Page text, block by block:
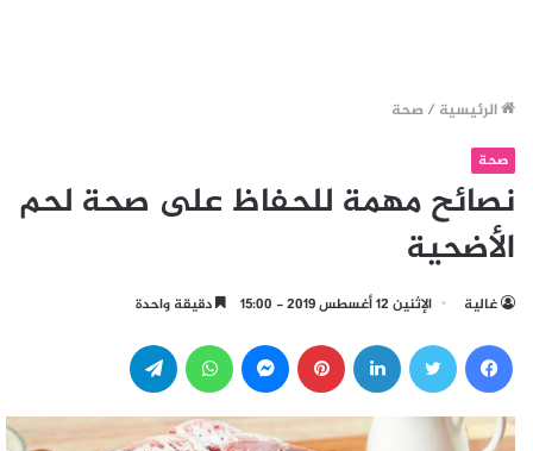
الرئيسية /صحة
صحة
نصائح مهمة للحفاظ على صحة لحم
الأضحية
غالية الإثنين 12 أغسطس 2019 - 15:00 دقيقة واحدة